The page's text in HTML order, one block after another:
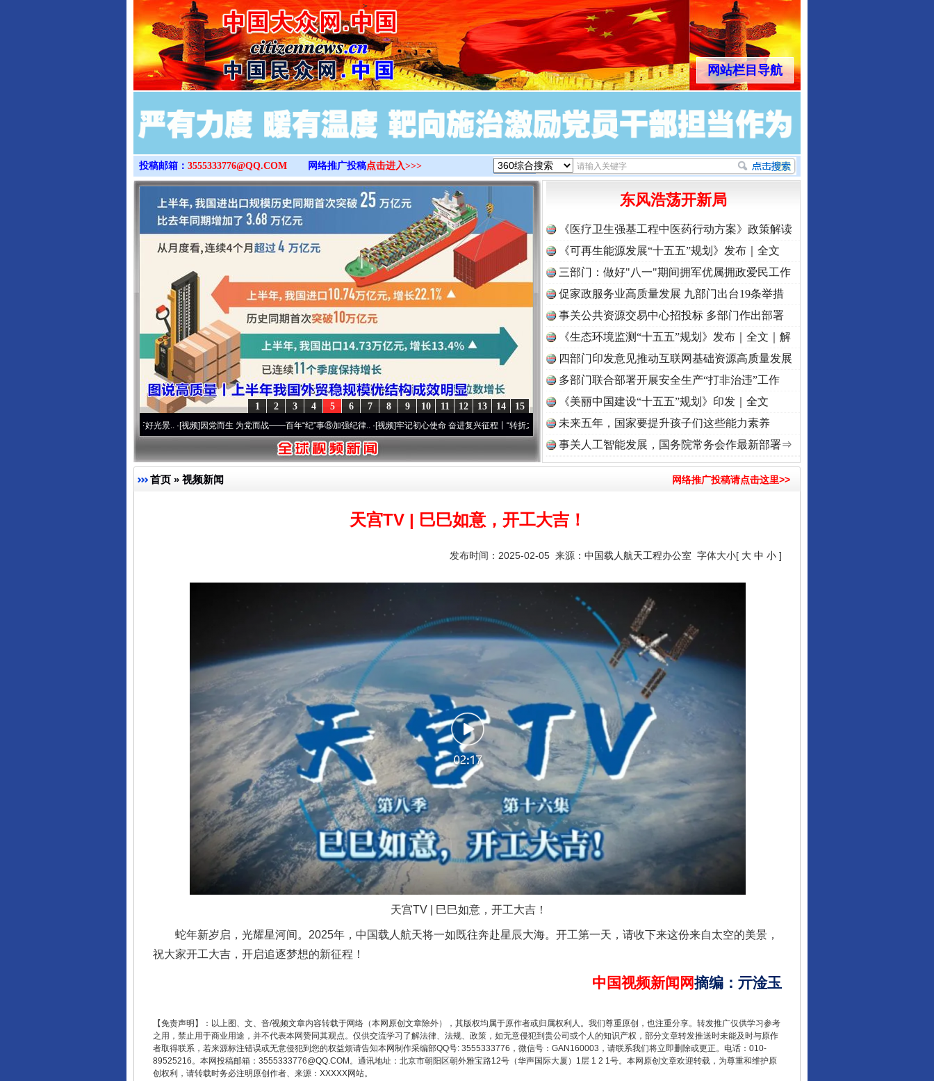
>
网站栏目导航
投稿邮箱： 3555333776@QQ.COM 网络推广投稿点击进入>>>
15
14
13
12
11
10
9
8
7
6
5
4
3
2
1
·[视频]因党而生 为党而战——百年“纪”事⑧加强纪律..·[视频]牢记初心使命 奋进复兴征程丨“转折之城”激荡..·[视频]牢记初心使命 奋进复兴征程丨红船起航处 潮起..·[视频]一首歌的时间，读懂乐至的“诗与远方”
东风浩荡开新局
《医疗卫生强基工程中医药行动方案》政策解读
《可再生能源发展“十五五”规划》发布｜全文
三部门：做好"八一"期间拥军优属拥政爱民工作
促家政服务业高质量发展 九部门出台19条举措
事关公共资源交易中心招投标 多部门作出部署
《生态环境监测“十五五”规划》发布｜全文｜解
读
四部门印发意见推动互联网基础资源高质量发展
多部门联合部署开展安全生产“打非治违”工作
《美丽中国建设“十五五”规划》印发｜全文
未来五年，国家要提升孩子们这些能力素养
事关人工智能发展，国务院常务会作最新部署⇒
首页 » 视频新闻 网络推广投稿请点击这里>>
天宫TV | 巳巳如意，开工大吉！
发布时间：2025-02-05 来源： 中国载人航天工程办公室 字体大小[ 大 中 小 ]
天宫TV | 巳巳如意，开工大吉！
蛇年新岁启，光耀星河间。2025年，中国载人航天将一如既往奔赴星辰大海。开工第一天，请收下来这份来自太空的美景，
祝大家开工大吉，开启追逐梦想的新征程！
中国视频新闻网摘编 ： 亓淦玉
【免责声明】：以上图、文、音/视频文章内容转载于网络（本网原创文章除外），其版权均属于原作者或归属权利人。我们尊重原创，也注重分享。转发推广仅供学习参考
之用，禁止用于商业用途，并不代表本网赞同其观点。仅供交流学习了解法律、法规、政策，如无意侵犯到贵公司或个人的知识产权，部分文章转发推送时未能及时与原作
者取得联系，若来源标注错误或无意侵犯到您的权益烦请告知本网制作采编部QQ号: 3555333776，微信号：GAN160003，请联系我们将立即删除或更正。电话：010-
89525216。本网投稿邮箱：3555333776@QQ.COM。通讯地址：北京市朝阳区朝外雅宝路12号（华声国际大厦）1层 1 2 1号。本网原创文章欢迎转载，为尊重和维护原
创权利，请转载时务必注明原创作者、来源：XXXXX网站。
一纸欠条伤亲情 巡回调解促和解..
东山县通报“牛蛙产品抗生素超标问题” 让核能赋能千行百业
一批国家标准开始实施 从数据变化看反腐深化
揭开“小金库”的免责幌子 以产业富民促振兴 酒驾未被当场查获能处罚吗